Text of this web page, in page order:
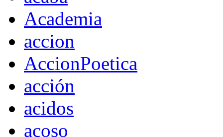
Academia
accion
AccionPoetica
acción
acidos
acoso